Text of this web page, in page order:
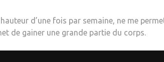
d’une fois par semaine, ne me
de gainer une grande partie du corps.